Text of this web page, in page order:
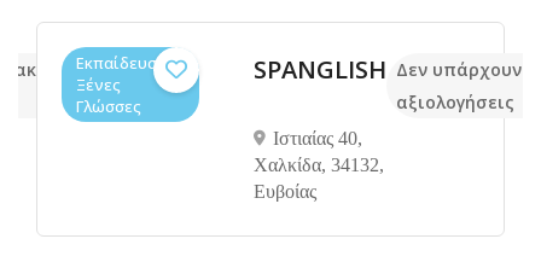
ακόμα Εκπαίδευση,
Ξένες
Γλώσσες
SPANGLISH
Ιστιαίας 40,
Χαλκίδα, 34132,
Ευβοίας
Δεν υπάρχουν
αξιολογήσεις